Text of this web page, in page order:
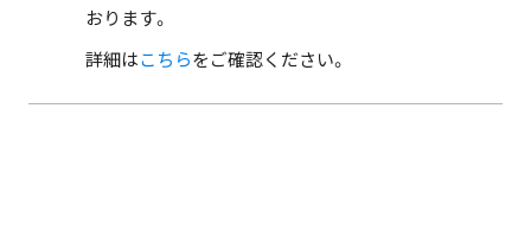
おります。
詳細はこちらをご確認ください。